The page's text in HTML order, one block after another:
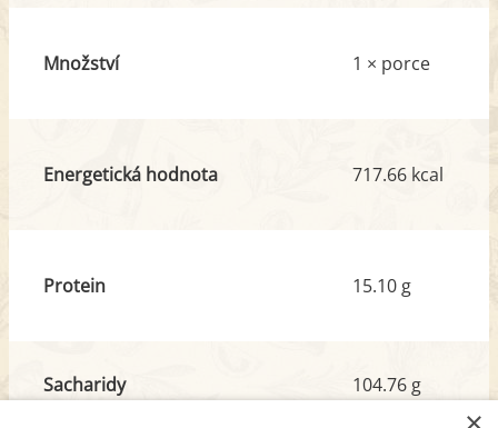
Množství 1 × porce
Energetická hodnota 717.66 kcal
Protein 15.10 g
Sacharidy
104.76 g